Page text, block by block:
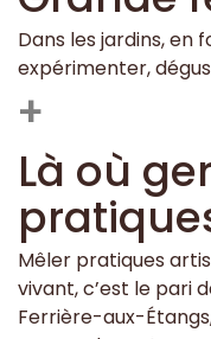
Dans les jardins, en
expérimenter,
+
Là où
Mêler pratiques
vivant, c’est le pari
Ferrière-aux-